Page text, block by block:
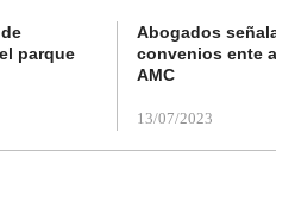
parque
Abogados
convenios ente
AMC
13/07/2023